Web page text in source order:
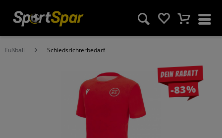
Fußball Schiedsrichterbedarf
Dein Rabatt
-83%